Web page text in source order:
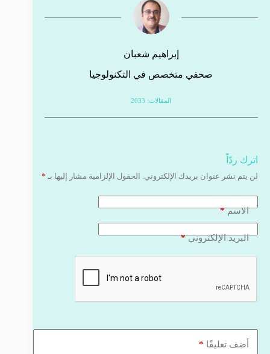
إبراهيم شعبان
صحفي متخصص في التكنولوجيا
المقالات: 2033
اترك ردّاً
لن يتم نشر عنوان بريدك الإلكتروني. الحقول الإلزامية مشار إليها بـ *
الاسم*
البريد الإلكتروني*
أضف تعليقًا *